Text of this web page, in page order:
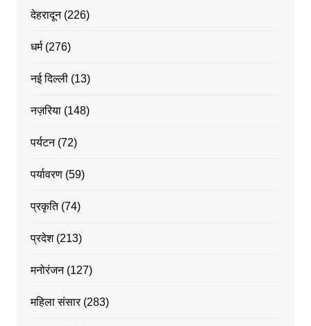
देहरादून(226)
धर्म(276)
नई दिल्ली(13)
नज़रिया(148)
पर्यटन(72)
पर्यावरण(59)
प्रकृति(74)
प्रदेश(213)
मनोरंजन(127)
महिला संसार(283)